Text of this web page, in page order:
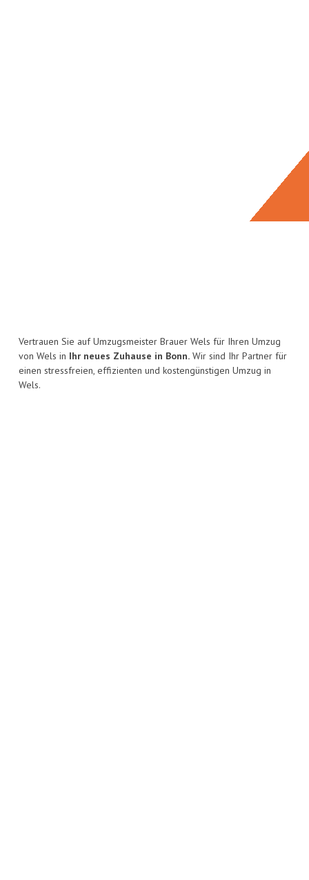
Vertrauen Sie auf Umzugsmeister Brauer Wels für Ihren Umzug
von Wels in Ihr neues Zuhause in Bonn. Wir sind Ihr Partner für
einen stressfreien, effizienten und kostengünstigen Umzug in
Wels.